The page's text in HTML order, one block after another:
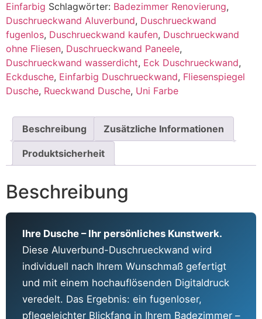
Einfarbig Schlagwörter: Badezimmer Renovierung,
Duschrueckwand Aluverbund, Duschrueckwand
fugenlos, Duschrueckwand kaufen, Duschrueckwand
ohne Fliesen, Duschrueckwand Paneele,
Duschrueckwand wasserdicht, Eck Duschrueckwand,
Eckdusche, Einfarbig Duschrueckwand, Fliesenspiegel
Dusche, Rueckwand Dusche, Uni Farbe
Beschreibung Zusätzliche Informationen
Produktsicherheit
Beschreibung
Ihre Dusche – Ihr persönliches Kunstwerk.
Diese Aluverbund-Duschrueckwand wird
individuell nach Ihrem Wunschmaß gefertigt
und mit einem hochauflösenden Digitaldruck
veredelt. Das Ergebnis: ein fugenloser,
pflegeleichter Blickfang in Ihrem Badezimmer –